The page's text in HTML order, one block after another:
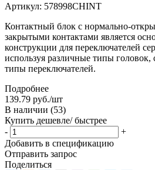
Артикул: 578998CHINT
Контактный блок c нормально-
закрытыми контактами является
конструкции для переключателей
используя различные типы головок,
типы переключателей.
Подробнее
139.79 руб./шт
В наличии (53)
Купить дешевле/ быстрее
-
+
Добавить в спецификацию
Отправить запрос
Поделиться